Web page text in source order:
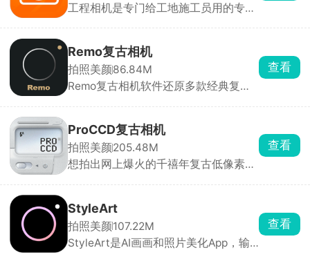
工程相机是专门给工地施工员用的专业
气，还能填上项目名称、施工楼栋，后
期没办法修图篡改照片时间地点，照片
直接就能当做工作凭证，避免后期扯皮
不认账。照片本地和云端双重备份，不
Remo复古相机
拍照美颜86.84M
Remo复古相机软件还原多款经典复古
也能轻松拍出充满复古质感、氛围感十
足的胶片照片，让普通照片一秒变高
级、有格调。
查看
ProCCD复古相机
拍照美颜205.48M
想拍出网上爆火的千禧年复古低像素照
直出成片。不光是直接拍照，手机相册
里的旧照片、视频也能导进去套复古滤
镜，还能手动微调。A620专门拍人
像，闪光灯一开就是冷白皮奶油肌自
查看
StyleArt
拍照美颜107.22M
StyleArt是AI画画和照片美化App，输
查看